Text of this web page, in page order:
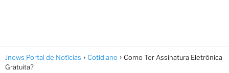
Jnews Portal de Notícias Cotidiano
Como Ter Assinatura Eletrônica
Gratuita?